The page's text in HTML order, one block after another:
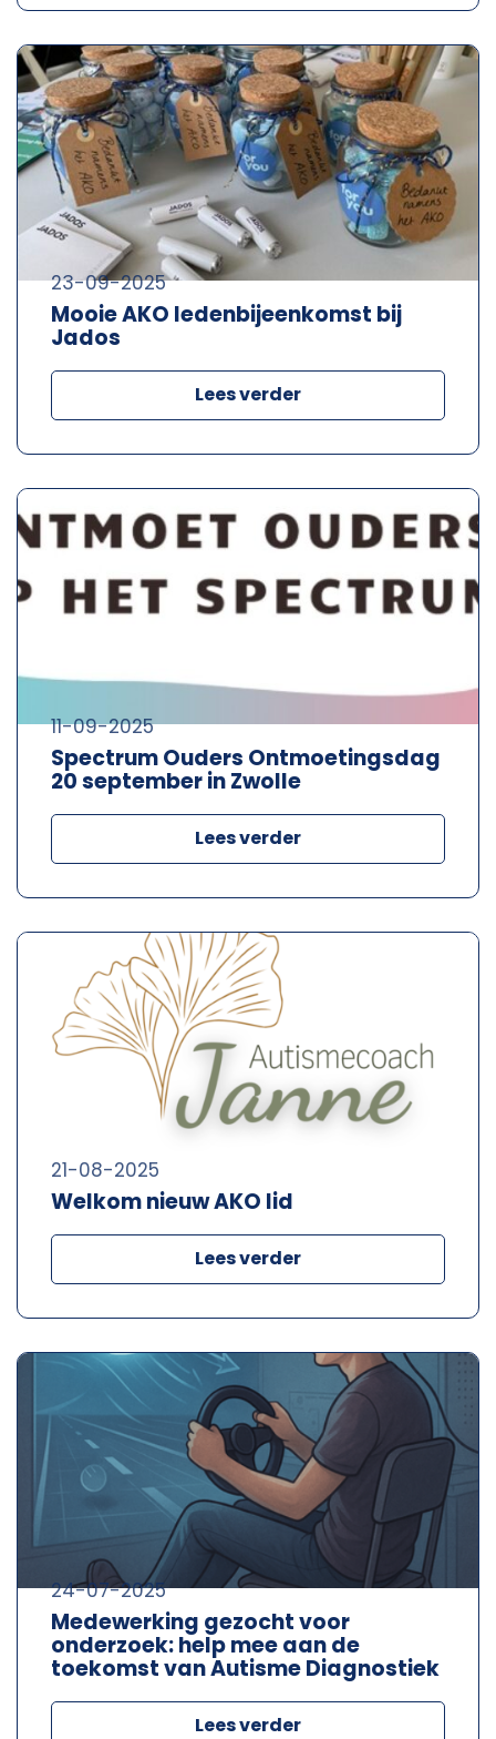
Mooie AKO ledenbijeenkomst bij
Jados
23-09-2025
Lees verder
Spectrum Ouders Ontmoetingsdag
20 september in Zwolle
11-09-2025
Lees verder
Welkom nieuw AKO lid
21-08-2025
Lees verder
Medewerking gezocht voor
onderzoek: help mee aan de
toekomst van Autisme Diagnostiek
24-07-2025
Lees verder